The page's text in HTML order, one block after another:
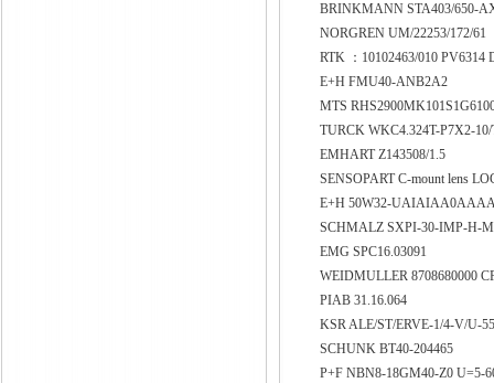
BRINKMANN STA403/650-
NORGREN UM/22253/172/61
RTK ：10102463/010
E+H FMU40-ANB2A2
MTS
TURCK WKC4.324T-P7X2-
EMHART Z143508/1.5
SENSOPART C-mount lens
E+H 50W32-
SCHMALZ SXPI-30-IMP-H-
EMG SPC16.03091
WEIDMULLER 8708680000
PIAB 31.16.064
KSR ALE/ST/ERVE-1/4-V/U-
SCHUNK BT40-204465
P+F NBN8-18GM40-Z0 U=5-